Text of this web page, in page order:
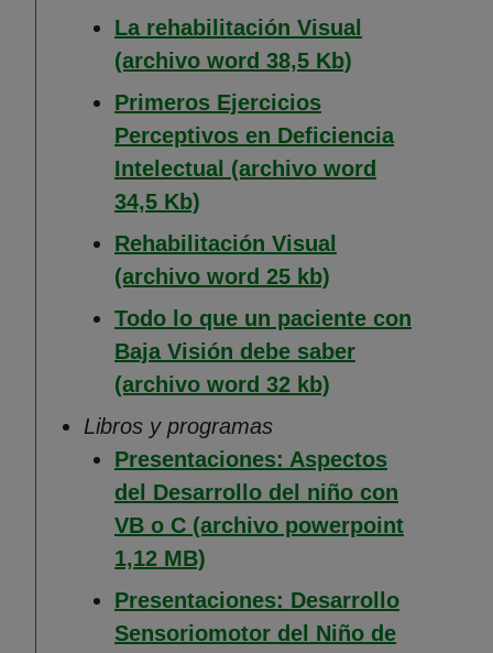
La rehabilitación Visual
(archivo word 38,5 Kb)
Primeros Ejercicios
Perceptivos en Deficiencia
Intelectual (archivo word
34,5 Kb)
Rehabilitación Visual
(archivo word 25 kb)
Todo lo que un paciente con
Baja Visión debe saber
(archivo word 32 kb)
Libros y programas
Presentaciones: Aspectos
del Desarrollo del niño con
VB o C (archivo powerpoint
1,12 MB)
Presentaciones: Desarrollo
Sensoriomotor del Niño de